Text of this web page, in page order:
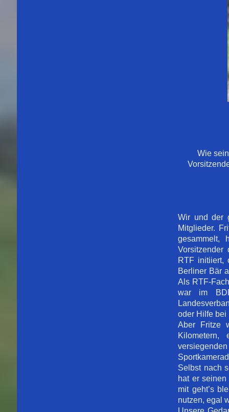
Wie
Wir und der
Mitglieder.
gesammelt,
Vorsitzender
RTF initiiert,
Berliner Bär
Als RTF-
war im
oder Hilfe bei
Aber Fritze
Selbst nach
hat er
mit geht’s
nutzen, egal